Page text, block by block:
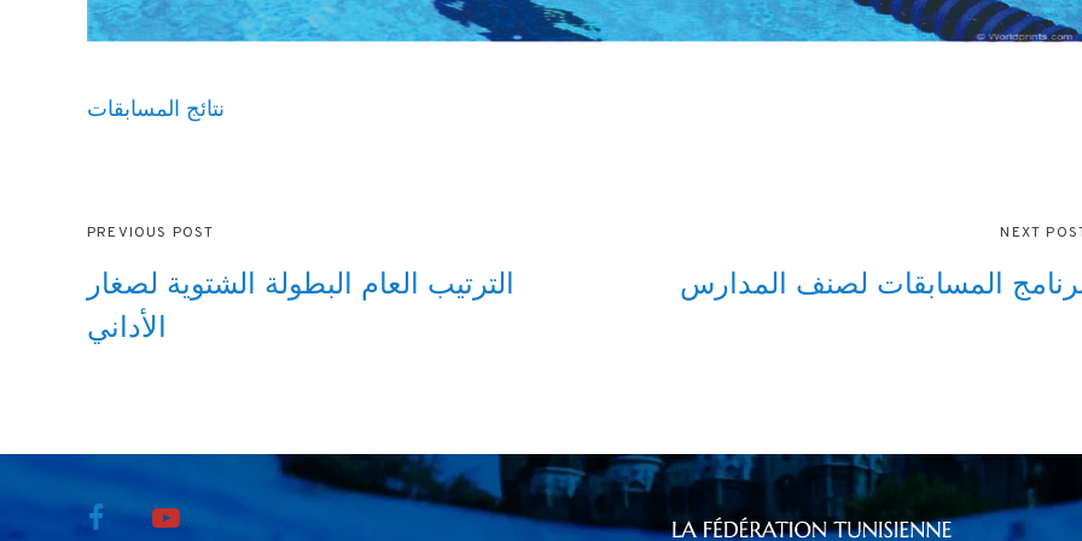
نتائج المسابقات
PREVIOUS POST
الترتيب العام البطولة الشتوية لصغار
الأداني
NEXT
المسابقات لصنف المدارس